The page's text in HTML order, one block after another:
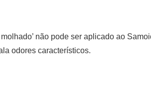
não pode ser aplicado ao
odores característicos.